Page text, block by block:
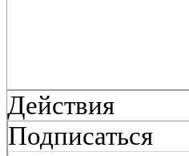
Действия
Подписаться